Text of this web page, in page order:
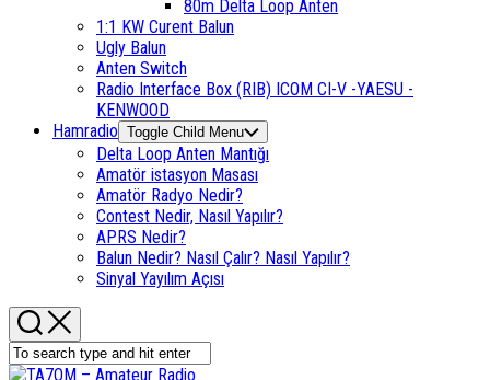
80m Delta Loop Anten
1:1 KW Curent Balun
Ugly Balun
Anten Switch
Radio Interface Box (RIB) ICOM CI-V -YAESU -
KENWOOD
Hamradio Toggle Child Menu
Delta Loop Anten Mantığı
Amatör istasyon Masası
Amatör Radyo Nedir?
Contest Nedir, Nasıl Yapılır?
APRS Nedir?
Balun Nedir? Nasıl Çalır? Nasıl Yapılır?
Sinyal Yayılım Açısı